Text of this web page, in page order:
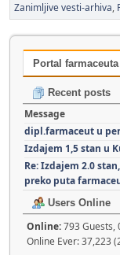
Zanimljive vesti-arhiva
Portal
Recent posts
Message
dipl.farmaceut u
Izdajem 1,5 stan u
Re: Izdajem 2.0
preko puta
Users Online
Online:793 Guests,
Online Ever: 37,223